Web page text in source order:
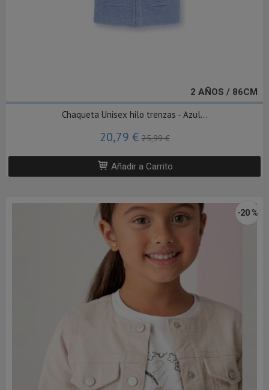
2 AÑOS / 86CM
Chaqueta Unisex hilo trenzas - Azul...
20,79 €25,99 €
Añadir a Carrito
-20 %